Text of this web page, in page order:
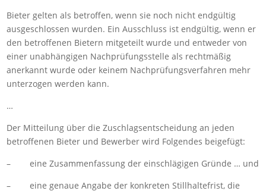
Bieter gelten als betroffen, wenn sie noch nicht endgültig
ausgeschlossen wurden. Ein Ausschluss ist endgültig, wenn er
den betroffenen Bietern mitgeteilt wurde und entweder von
einer unabhängigen Nachprüfungsstelle als rechtmäßig
anerkannt wurde oder keinem Nachprüfungsverfahren mehr
unterzogen werden kann.
…
Der Mitteilung über die Zuschlagsentscheidung an jeden
betroffenen Bieter und Bewerber wird Folgendes beigefügt:
– eine Zusammenfassung der einschlägigen Gründe … und
– eine genaue Angabe der konkreten Stillhaltefrist, die